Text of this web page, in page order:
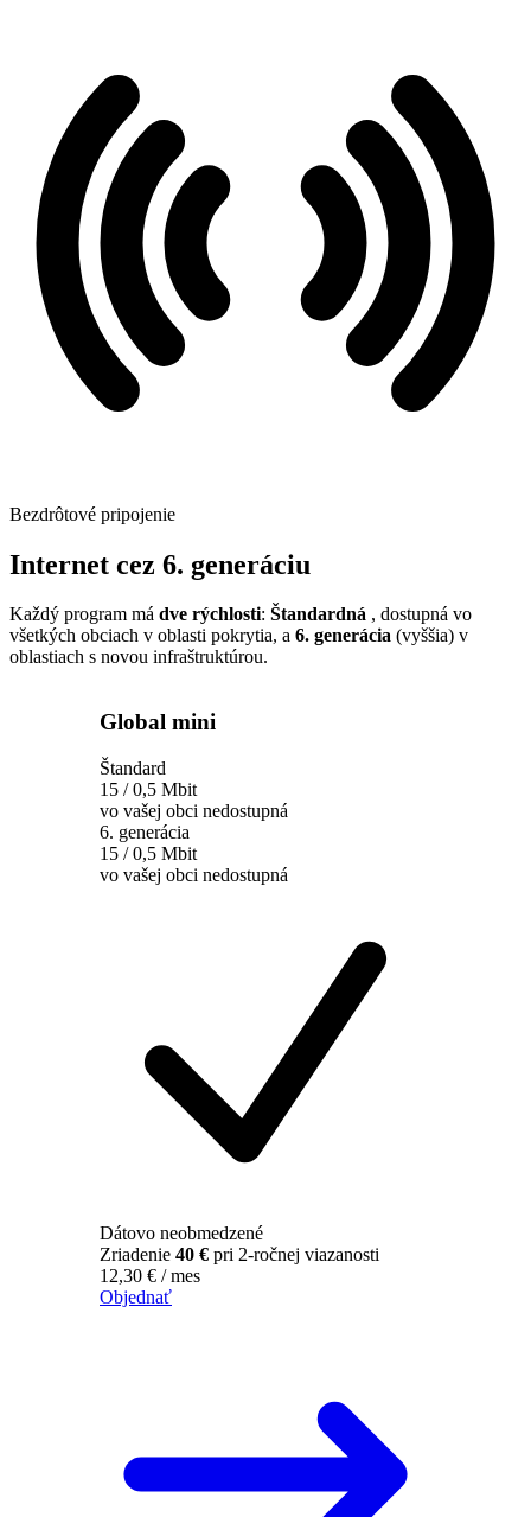
Bezdrôtové pripojenie
Internet cez 6. generáciu
Každý program má dve rýchlosti: Štandardná , dostupná vo
všetkých obciach v oblasti pokrytia, a 6. generácia (vyššia) v
oblastiach s novou infraštruktúrou.
Global mini
Štandard
15 / 0,5 Mbit
vo vašej obci nedostupná
6. generácia
15 / 0,5 Mbit
vo vašej obci nedostupná
Dátovo neobmedzené
Zriadenie 40 € pri 2-ročnej viazanosti
12,30 € / mes
Objednať